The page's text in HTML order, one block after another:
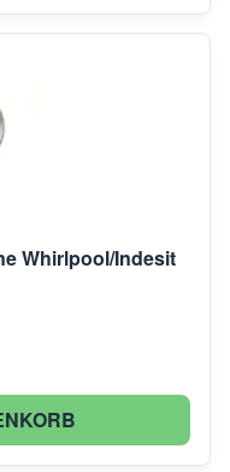
Whirlpool/Indesit